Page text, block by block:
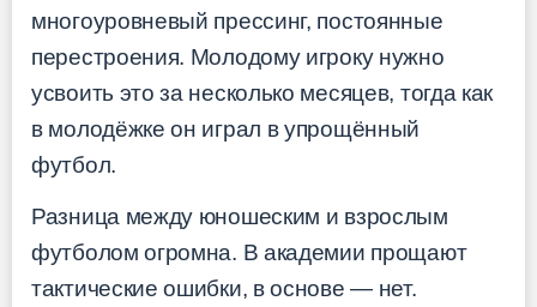
многоуровневый прессинг, постоянные
перестроения. Молодому игроку нужно
усвоить это за несколько месяцев, тогда как
в молодёжке он играл в упрощённый
футбол.
Разница между юношеским и взрослым
футболом огромна. В академии прощают
тактические ошибки, в основе — нет.